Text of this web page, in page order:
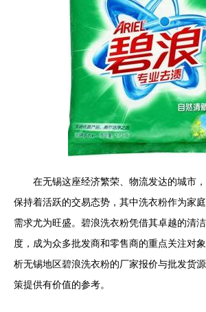
在无锡这座经济繁荣、物流发达的城市
保持着活跃的交易态势，其中洗衣粉作为家
需求尤为旺盛。碧浪洗衣粉凭借其卓越的清
度，成为众多批发商和零售商的重点关注对
析无锡地区碧浪洗衣粉的厂家报价与批发货
策提供有价值的参考。